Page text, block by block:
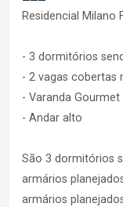
Residencial Milano
- 3 dormitórios
- 2 vagas cobertas
- Varanda Gourmet
- Andar alto
São 3 dormitórios
armários
armários